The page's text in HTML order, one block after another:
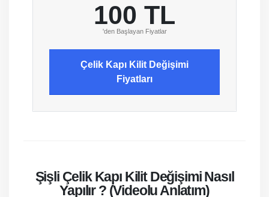
100 TL
'den Başlayan Fiyatlar
Çelik Kapı Kilit Değişimi
Fiyatları
Şişli Çelik Kapı Kilit Değişimi Nasıl
Yapılır ? (Videolu Anlatım)